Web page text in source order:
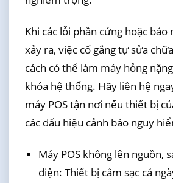
Khi các lỗi phần cứng hoặc
xảy ra, việc cố gắng tự sửa
cách có thể làm máy hỏng
khóa hệ thống. Hãy liên hệ
máy POS tận nơi nếu thiết bị
các dấu hiệu cảnh báo nguy
Máy POS không lên nguồn,
điện: Thiết bị cắm sạc cả